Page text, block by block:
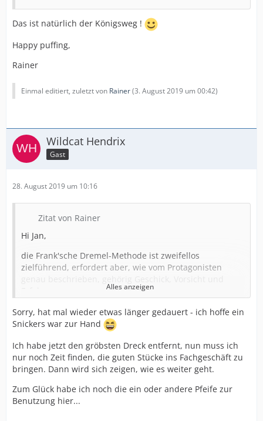
Das ist natürlich der Königsweg !
Happy puffing,
Rainer
Einmal editiert, zuletzt von Rainer(3. August 2019 um 00:42)
Wildcat Hendrix
Gast
28. August 2019 um 10:16
Zitat von Rainer
Hi Jan,
die Frank'sche Dremel-Methode ist zweifellos
zielführend, erfordert aber, wie vom Protagonisten
Persönlich tendiere ich zum "Plan J" (J = Jens) bzw.
Jensens Link...
Ich mache das ähnlich... das mit dem 1200er
Schleifpapier und so...
Allerdings sieht das Finale bissel anders aus... ich
nehme dann Schellack (CLOU Schelllackmattierung
Blond) aus dem 0,125l Dösl (eins davon reicht
lebenslang...).
Alles anzeigen
Sorry, hat mal wieder etwas länger gedauert - ich hoffe ein
Snickers war zur Hand
Ich habe jetzt den gröbsten Dreck entfernt, nun muss ich
nur noch Zeit finden, die guten Stücke ins Fachgeschäft zu
bringen. Dann wird sich zeigen, wie es weiter geht.
Zum Glück habe ich noch die ein oder andere Pfeife zur
Benutzung hier...